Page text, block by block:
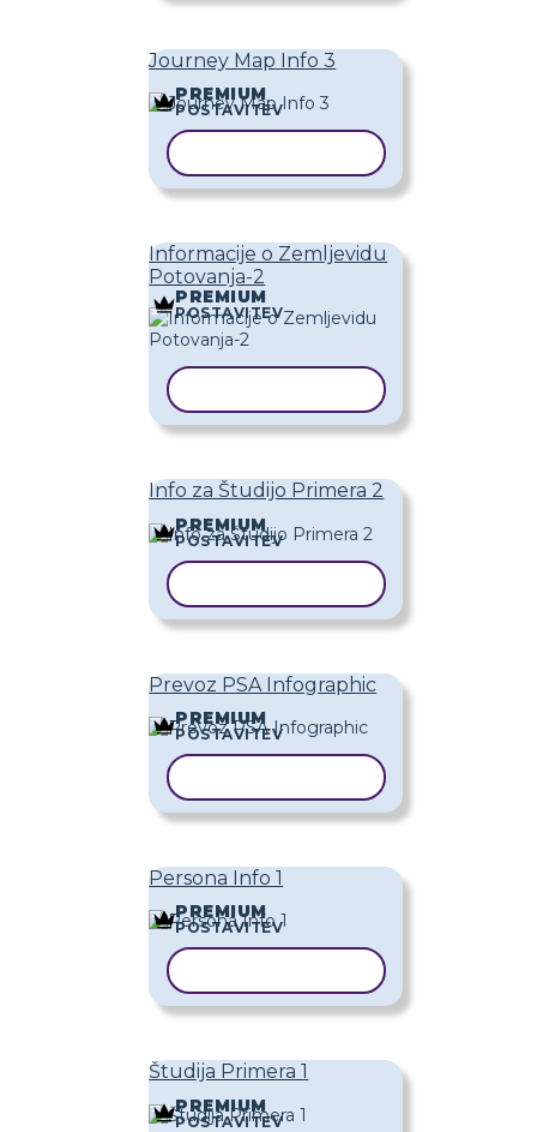
Journey Map Info 3
PREMIUM
POSTAVITEV
Informacije o Zemljevidu
Potovanja-2
PREMIUM
POSTAVITEV
Info za Študijo Primera 2
PREMIUM
POSTAVITEV
Prevoz PSA Infographic
PREMIUM
POSTAVITEV
Persona Info 1
PREMIUM
POSTAVITEV
Študija Primera 1
PREMIUM
POSTAVITEV